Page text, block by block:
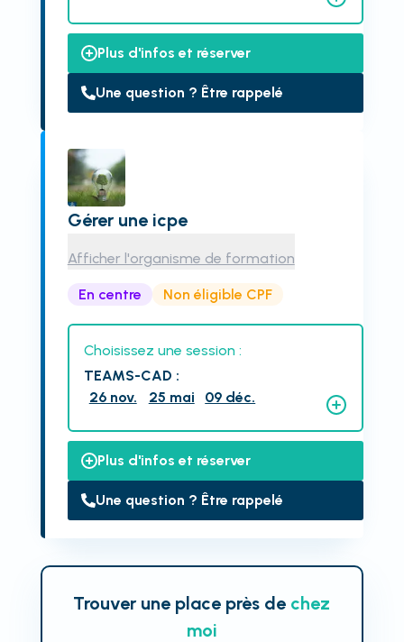
Plus d'infos et réserver
Une question ? Être rappelé
Gérer une icpe
Afficher l'organisme de formation
En centre Non éligible CPF
Choisissez une session :
TEAMS-CAD :
26 nov.
25 mai 09 déc.
Plus d'infos et réserver
Une question ? Être rappelé
Trouver une place près de chez
moi